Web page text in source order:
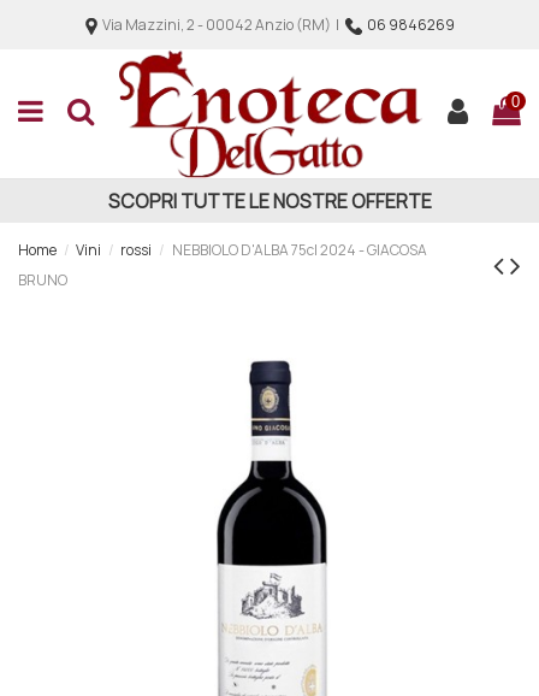
Via Mazzini, 2 - 00042 Anzio (RM) | 06 9846269
0
SCOPRI TUTTE LE NOSTRE OFFERTE
Home Vini rossi
NEBBIOLO D'ALBA 75cl 2024 - GIACOSA
BRUNO